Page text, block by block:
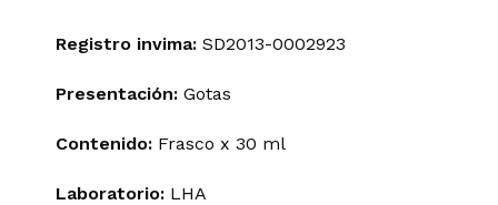
Registro invima: SD2013-0002923
Presentación: Gotas
Contenido: Frasco x 30 ml
Laboratorio: LHA